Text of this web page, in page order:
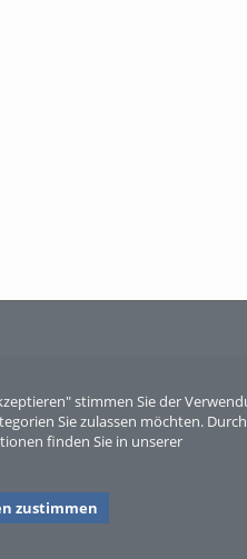
stimmen Sie der
Sie zulassen möchten. Durch
finden Sie in unserer
zustimmen